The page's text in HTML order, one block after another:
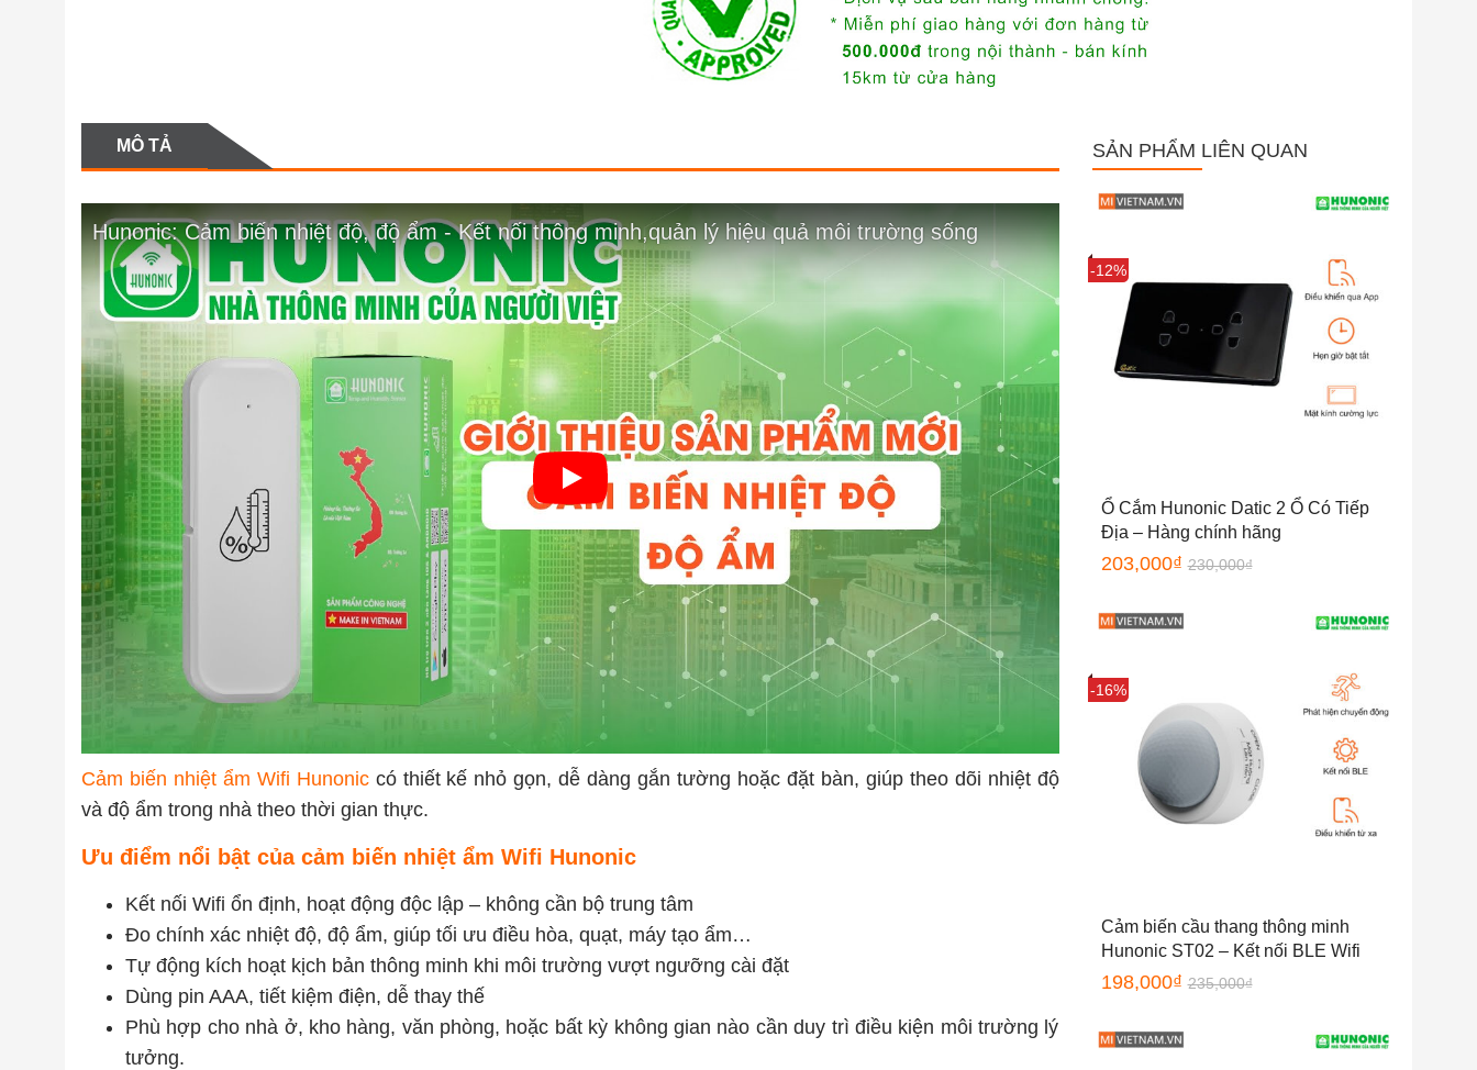
MÔ TẢ
Hunonic: Cảm biến nhiệt độ, độ ẩm - Kết nối thông minh,quản lý hiệu quả môi trường sống
Cảm biến nhiệt ẩm Wifi Hunoniccó thiết kế nhỏ gọn, dễ dàng gắn tường hoặc đặt bàn, giúp theo dõi nhiệt độ
và độ ẩm trong nhà theo thời gian thực.
Ưu điểm nổi bật của cảm biến nhiệt ẩm Wifi Hunonic
Kết nối Wifi ổn định, hoạt động độc lập – không cần bộ trung tâm
Đo chính xác nhiệt độ, độ ẩm, giúp tối ưu điều hòa, quạt, máy tạo ẩm…
Tự động kích hoạt kịch bản thông minh khi môi trường vượt ngưỡng cài đặt
Dùng pin AAA, tiết kiệm điện, dễ thay thế
Phù hợp cho nhà ở, kho hàng, văn phòng, hoặc bất kỳ không gian nào cần duy trì điều kiện môi trường lý
tưởng.
SẢN PHẨM LIÊN QUAN
Sale
-12%
Ổ Cắm Hunonic Datic 2 Ổ Có Tiếp
Địa – Hàng chính hãng
203,000₫ 230,000₫
Sale
-16%
Cảm biến cầu thang thông minh
Hunonic ST02 – Kết nối BLE Wifi
198,000₫ 235,000₫